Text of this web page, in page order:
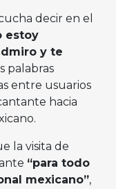
decir en el
estoy
y te
palabras
entre usuarios
hacia
la visita de
“para todo
mexicano”,